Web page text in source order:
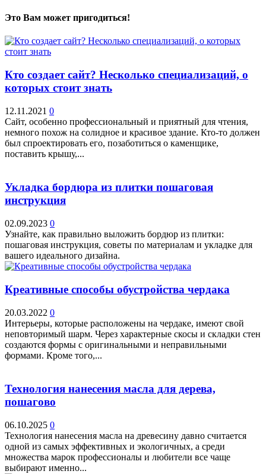
Это Вам может пригодиться!
Кто создает сайт? Несколько специализаций, о
которых стоит знать
12.11.2021 0
Сайт, особенно профессиональный и приятный для чтения,
немного похож на солидное и красивое здание. Кто-то должен
был спроектировать его, позаботиться о каменщике,
поставить крышу,...
Укладка бордюра из плитки пошаговая
инструкция
02.09.2023 0
Узнайте, как правильно выложить бордюр из плитки:
пошаговая инструкция, советы по материалам и укладке для
вашего идеального дизайна.
Креативные способы обустройства чердака
20.03.2022 0
Интерьеры, которые расположены на чердаке, имеют свой
неповторимый шарм. Через характерные скосы и складки стен
создаются формы с оригинальными и неправильными
формами. Кроме того,...
Технология нанесения масла для дерева,
пошагово
06.10.2025 0
Технология нанесения масла на древесину давно считается
одной из самых эффективных и экологичных, а среди
множества марок профессионалы и любители все чаще
выбирают именно...